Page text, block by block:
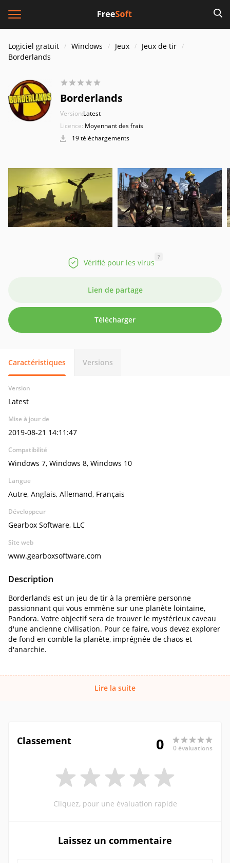
Logiciel gratuit Windows Jeux
Jeux de tir
Borderlands
Borderlands
Version:Latest
Licence: Moyennant des frais
19 téléchargements
Vérifié pour les virus
?
Lien de partage
Télécharger
Caractéristiques Versions
Version
Latest
Mise à jour de
2019-08-21 14:11:47
Compatibilité
Windows 7, Windows 8, Windows 10
Langue
Autre, Anglais, Allemand, Français
Développeur
Gearbox Software, LLC
Site web
www.gearboxsoftware.com
Description
Borderlands est un jeu de tir à la première personne
passionnant qui vous emmène sur une planète lointaine,
Pandora. Votre objectif sera de trouver le mystérieux caveau
d'une ancienne civilisation. Pour ce faire, vous devez explorer
de fond en comble la planète, imprégnée de chaos et
d'anarchie.
Lire la suite
Classement 0 0 évaluations
Cliquez, pour une évaluation rapide
Laissez un commentaire